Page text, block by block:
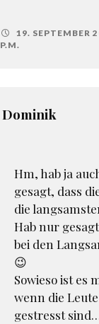
19. SEPTEMBER
P.M.
Dominik
Hm, hab ja
gesagt, dass
die
Hab nur
bei den
😉
Sowieso ist es
wenn die
gestresst